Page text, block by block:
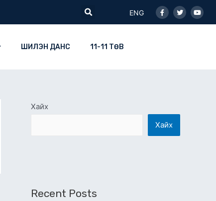
Search
ENG
f
ШИЛЭН ДАНС 11-11 ТӨВ
Хайх
Хайх
Recent Posts